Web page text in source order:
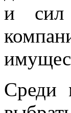
и сил
Среди